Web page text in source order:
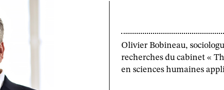
Olivier Bobineau,
recherches du cabinet «
en sciences humaines